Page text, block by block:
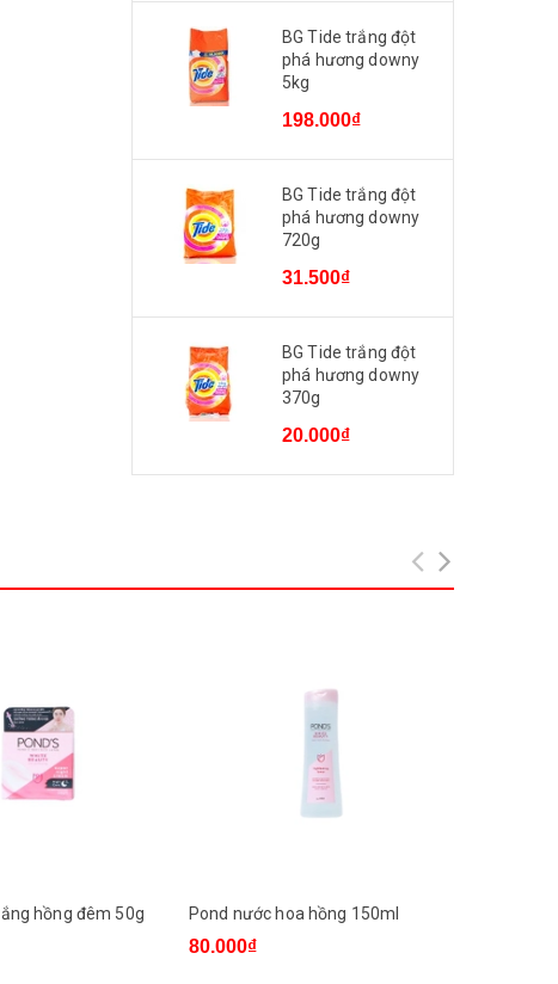
BG Tide trắng đột
phá hương downy
5kg
198.000₫
BG Tide trắng đột
phá hương downy
720g
31.500₫
BG Tide trắng đột
phá hương downy
370g
20.000₫
hồng đêm 50g Pond nước hoa hồng 150ml
80.000₫